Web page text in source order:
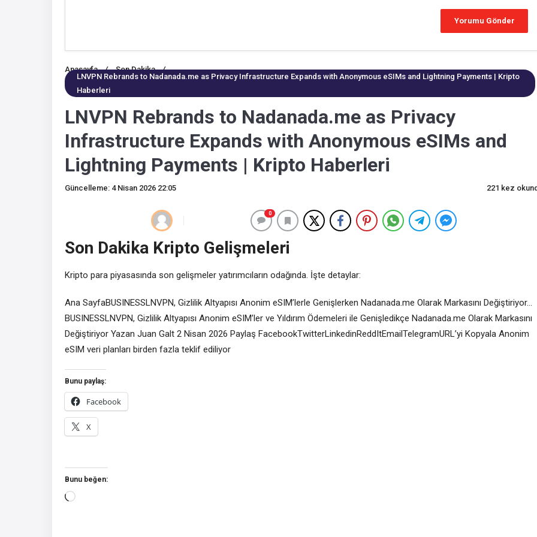
Anasayfa / Son Dakika
/
LNVPN Rebrands to Nadanada.me as Privacy Infrastructure Expands with Anonymous eSIMs and Lightning Payments | Kripto
Haberleri
LNVPN Rebrands to Nadanada.me as Privacy
Infrastructure Expands with Anonymous eSIMs and
Lightning Payments | Kripto Haberleri
Güncelleme: 4 Nisan 2026 22:05 221 kez
0
Son Dakika Kripto Gelişmeleri
Kripto para piyasasında son gelişmeler yatırımcıların odağında. İşte detaylar:
Ana SayfaBUSINESSLNVPN, Gizlilik Altyapısı Anonim eSIM’lerle Genişlerken Nadanada.me Olarak Markasını Değiştiriyor…
BUSINESSLNVPN, Gizlilik Altyapısı Anonim eSIM’ler ve Yıldırım Ödemeleri ile Genişledikçe Nadanada.me Olarak Markasını
Değiştiriyor Yazan Juan Galt 2 Nisan 2026 Paylaş FacebookTwitterLinkedinReddItEmailTelegramURL’yi Kopyala Anonim
eSIM veri planları birden fazla teklif ediliyor
Bunu paylaş:
Facebook
X
Bunu beğen:
Yükleniyor...